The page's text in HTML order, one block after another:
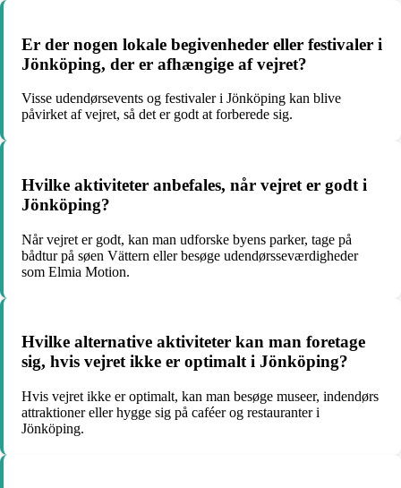
Er der nogen lokale begivenheder eller festivaler i
Jönköping, der er afhængige af vejret?
Visse udendørsevents og festivaler i Jönköping kan blive
påvirket af vejret, så det er godt at forberede sig.
Hvilke aktiviteter anbefales, når vejret er godt i
Jönköping?
Når vejret er godt, kan man udforske byens parker, tage på
bådtur på søen Vättern eller besøge udendørsseværdigheder
som Elmia Motion.
Hvilke alternative aktiviteter kan man foretage
sig, hvis vejret ikke er optimalt i Jönköping?
Hvis vejret ikke er optimalt, kan man besøge museer, indendørs
attraktioner eller hygge sig på caféer og restauranter i
Jönköping.